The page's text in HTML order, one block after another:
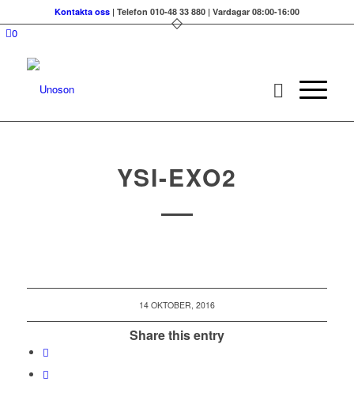
Kontakta oss| Telefon 010-48 33 880 | Vardagar 08:00-16:00
0
YSI-EXO2
14 OKTOBER, 2016
Share this entry